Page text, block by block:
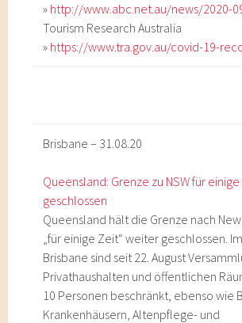
» http://www.abc.net.au/news/2020-
Tourism Research Australia
» https://www.tra.gov.au/covid-19-
Brisbane – 31.08.20
Queensland: Grenze zu NSW für
geschlossen
Queensland hält die Grenze nach
„für einige Zeit“ weiter geschlossen.
Brisbane sind seit 22. August
Privathaushalten und öffentlichen
10 Personen beschränkt, ebenso wie
Krankenhäusern, Altenpflege- und